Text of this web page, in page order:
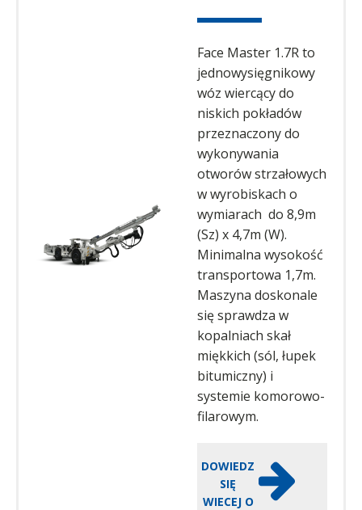
Face Master 1.7R to
jednowysięgnikowy
wóz wiercący do
niskich pokładów
przeznaczony do
wykonywania
otworów strzałowych
w wyrobiskach o
wymiarach do 8,9m
(Sz) x 4,7m (W).
Minimalna wysokość
transportowa 1,7m.
Maszyna doskonale
się sprawdza w
kopalniach skał
miękkich (sól, łupek
bitumiczny) i
systemie komorowo-
filarowym.
DOWIEDZ
SIĘ
WIECEJ O